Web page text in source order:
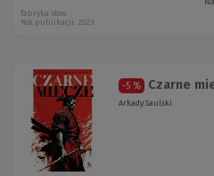
fabryka słów
Rok publikacji: 2023
-5 % Czarne
Arkady Saulski